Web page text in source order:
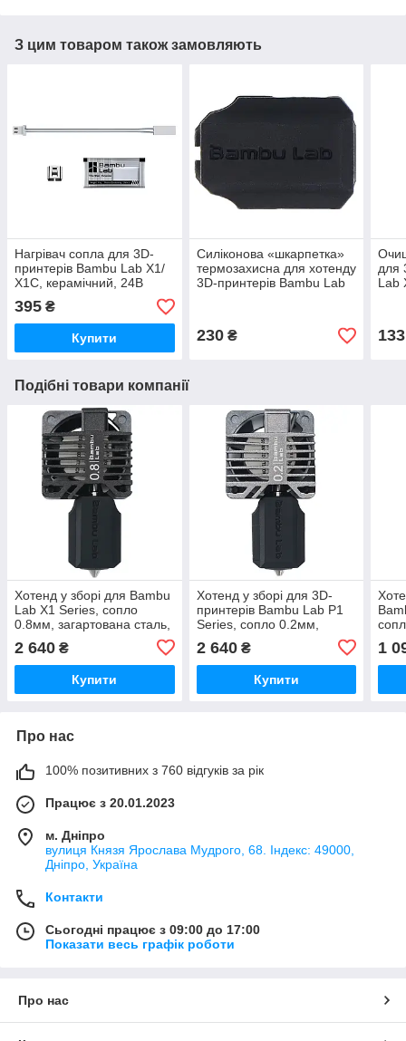
З цим товаром також замовляють
Нагрівач сопла для 3D-
принтерів Bambu Lab X1/
X1C, керамічний, 24В
48Вт, (оригінал, FAH001-
C-1)
395 ₴
Купити
Силіконова «шкарпетка»
термозахисна для хотенду
3D-принтерів Bambu Lab
230₴
для
Lab
133
Подібні товари компанії
Хотенд у зборі для Bambu
Lab X1 Series, сопло
0.8мм, загартована сталь,
2 640 ₴
Купити
Хотенд у зборі для 3D-
принтерів Bambu Lab P1
Series, сопло 0.2мм,
(оригінал, FAH004-P)
2 640₴
Купити
N-1)
1
Про нас
100% позитивних з 760 відгуків за рік
Працює з 20.01.2023
м. Дніпро
вулиця Князя Ярослава Мудрого, 68. Індекс: 49000,
Дніпро, Україна
Контакти
Сьогодні працює з 09:00 до 17:00
Показати весь графік роботи
Про нас